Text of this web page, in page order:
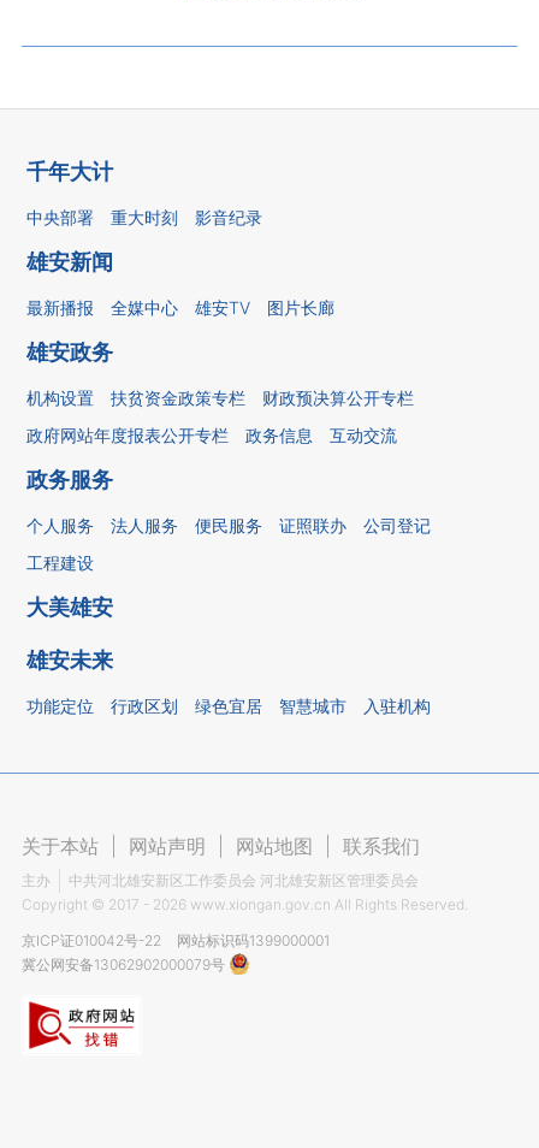
千年大计
中央部署 重大时刻 影音纪录
雄安新闻
最新播报 全媒中心 雄安TV 图片长廊
雄安政务
机构设置 扶贫资金政策专栏
财政预决算公开专栏
政府网站年度报表公开专栏
政务信息 互动交流
政务服务
个人服务 法人服务 便民服务 证照联办
公司登记
工程建设
大美雄安
雄安未来
功能定位 行政区划 绿色宜居 智慧城市 入驻机构
关于本站 网站声明 网站地图 联系我们
主办
中共河北雄安新区工作委员会 河北雄安新区管理委员会
Copyright © 2017 - 2026 www.xiongan.gov.cn All Rights Reserved.
京ICP证010042号-22
网站标识码1399000001
冀公网安备13062902000079号